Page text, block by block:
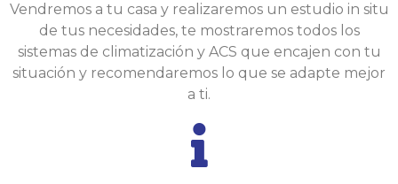
Vendremos a tu casa y realizaremos un estudio in situ
de tus necesidades, te mostraremos todos los
sistemas de climatización y ACS que encajen con tu
situación y recomendaremos lo que se adapte mejor
a ti.